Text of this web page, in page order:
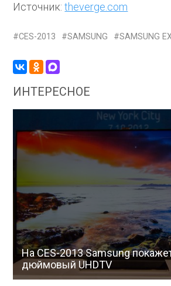
Источник:theverge.com
CES-2013 SAMSUNG SAMSUNG
ИНТЕРЕСНОЕ
На CES-2013 Samsung
дюймовый UHDTV